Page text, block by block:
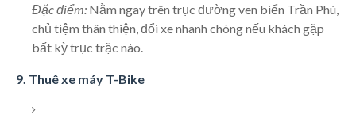
Đặc điểm: Nằm ngay trên trục đường ven biển Trần Phú,
chủ tiệm thân thiện, đổi xe nhanh chóng nếu khách gặp
bất kỳ trục trặc nào.
9. Thuê xe máy T-Bike